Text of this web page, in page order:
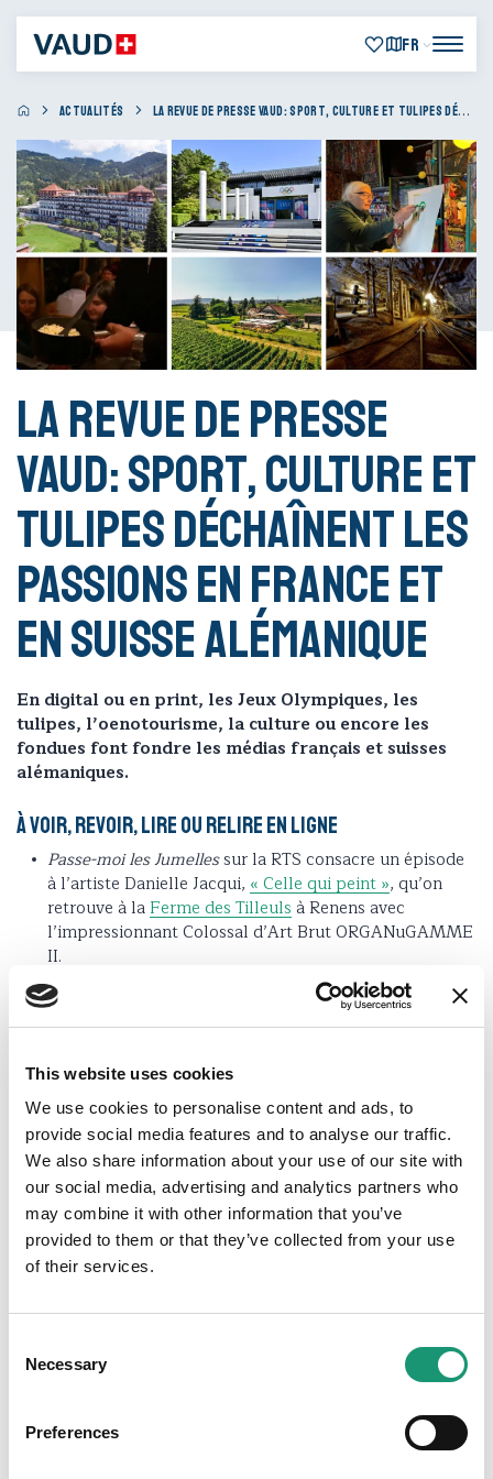
This website uses cookies
We use cookies to personalise content and ads, to
provide social media features and to analyse our traffic.
We also share information about your use of our site with
our social media, advertising and analytics partners who
may combine it with other information that you’ve
provided to them or that they’ve collected from your use
of their services.
Selection
Necessary
Preferences
FR
ACTUALITÉS LA REVUE DE PRESSE VAUD: SPORT, CULTURE ET TULIPES DÉCHAÎNENT LES PASSIONS EN FRANCE ET EN SUISSE ALÉMANIQUE
La revue de presse
VAUD: sport, culture et
tulipes déchaînent les
passions en France et
en Suisse alémanique
En digital ou en print, les Jeux Olympiques, les
tulipes, l’oenotourisme, la culture ou encore les
fondues font fondre les médias français et suisses
alémaniques.
À voir, revoir, lire ou relire en ligne
Passe-moi les Jumellessur la RTS consacre un épisode
à l’artiste Danielle Jacqui, « Celle qui peint », qu’on
retrouve à la Ferme des Tilleuls à Renens avec
l’impressionnant Colossal d’Art Brut ORGANuGAMME
II.
Des journalistes de TF1 s’extasient autour desfondues
du BAMdans le JT de 13H.
Le sport à l’honneur sur France Info avec
Paris vu des rives du Léman
Suite au voyage de presse “In Vino Veritas”, le
Weinbeobachter Schweiz a publié deux articles :
– «Du Chasselas au Merlot»
– un focus sur le Domaine La Capitaine .
Le dernier épisode de l’émissionAgriculture durable
du labelVAUD CERTIFIÉ D’ICI
–Tromper les ravageurs
–Surfaces agricoles et biodiversité